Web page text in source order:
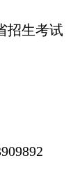
招生考试